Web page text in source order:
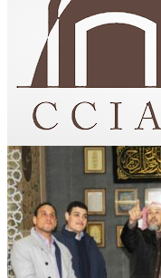
Centro Cultural Islámico